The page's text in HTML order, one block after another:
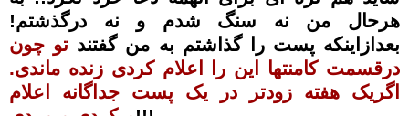
هرحال من نه سنگ شدم و نه درگذشتم!
بعدازاینکه پست را گذاشتم به من گفتند تو چون
درقسمت کامنتها این را اعلام کردی زنده ماندی.
اگریک هفته زودتر در یک پست جداگانه اعلام